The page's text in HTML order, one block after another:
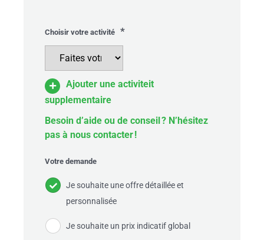
Choisir votre activité *
Ajouter une activiteit
supplementaire
Besoin d’aide ou de conseil ? N’hésitez
pas à nous contacter !
Votre demande
Je souhaite une offre détaillée et
personnalisée
Je souhaite un prix indicatif global